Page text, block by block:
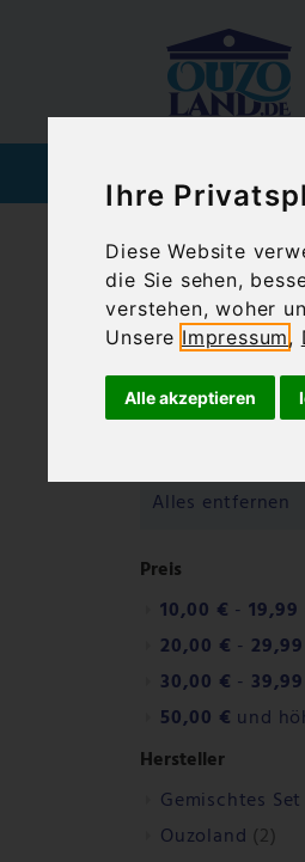
Ihre
Diese Website
die Sie sehen,
verstehen, woher
Unsere Impressum,
Alle akzeptieren
Ouzoland.de
Filtern nach
Filtern nach:
Geeignet für:
Diesen
Artikel
Alles entfernen
Preis
10,00 € -19,99
20,00 € -
30,00 € -
50,00 € und
Hersteller
Gemischtes Set
Ouzoland (2)